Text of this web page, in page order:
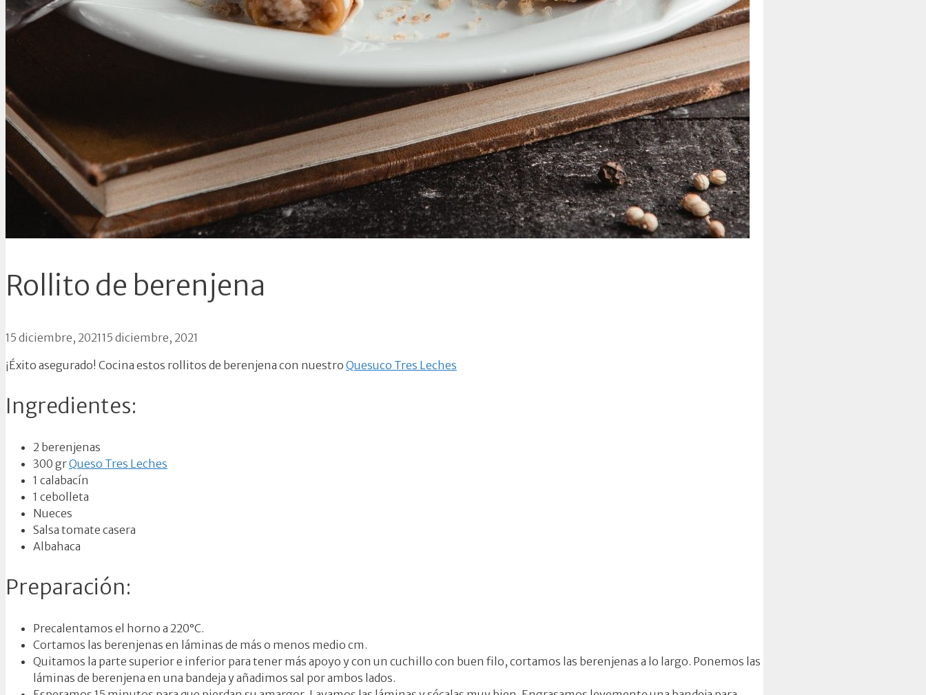
Rollito de berenjena
15 diciembre, 202115 diciembre, 2021
¡Éxito asegurado! Cocina estos rollitos de berenjena con nuestro Quesuco Tres Leches
Ingredientes:
2 berenjenas
300 grQueso Tres Leches
1 calabacín
1 cebolleta
Nueces
Salsa tomate casera
Albahaca
Preparación:
Precalentamos el horno a 220°C.
Cortamos las berenjenas en láminas de más o menos medio cm.
Quitamos la parte superior e inferior para tener más apoyo y con un cuchillo con buen filo, cortamos las berenjenas a lo largo. Ponemos las
láminas de berenjena en una bandeja y añadimos sal por ambos lados.